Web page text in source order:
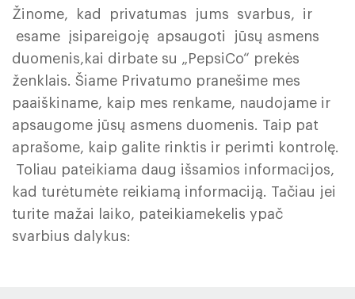
Žinome, kad privatumas jums svarbus, ir
esame įsipareigoję apsaugoti jūsų asmens
duomenis,kai dirbate su „PepsiCo“ prekės
ženklais. Šiame Privatumo pranešime mes
paaiškiname, kaip mes renkame, naudojame ir
apsaugome jūsų asmens duomenis. Taip pat
aprašome, kaip galite rinktis ir perimti kontrolę.
Toliau pateikiama daug išsamios informacijos,
kad turėtumėte reikiamą informaciją. Tačiau jei
turite mažai laiko, pateikiamekelis ypač
svarbius dalykus: